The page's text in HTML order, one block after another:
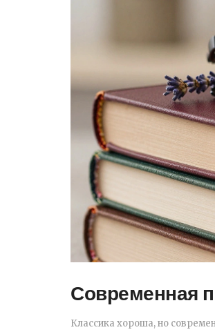
Современная
Классика хороша, но